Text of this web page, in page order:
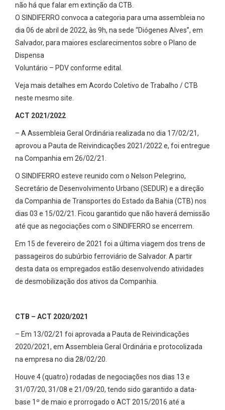
não há que falar em extinção da CTB.
O SINDIFERRO convoca a categoria para uma assembleia no
dia 06 de abril de 2022, às 9h, na sede “Diógenes Alves”, em
Salvador, para maiores esclarecimentos sobre o Plano de
Dispensa
Voluntário – PDV conforme edital.
Veja mais detalhes em Acordo Coletivo de Trabalho / CTB
neste mesmo site.
ACT 2021/2022
– A Assembleia Geral Ordinária realizada no dia 17/02/21,
aprovou a Pauta de Reivindicações 2021/2022 e, foi entregue
na Companhia em 26/02/21.
O SINDIFERRO esteve reunido com o Nelson Pelegrino,
Secretário de Desenvolvimento Urbano (SEDUR) e a direção
da Companhia de Transportes do Estado da Bahia (CTB) nos
dias 03 e 15/02/21. Ficou garantido que não haverá demissão
até que as negociações com o SINDIFERRO se encerrem.
Em 15 de fevereiro de 2021 foi a última viagem dos trens de
passageiros do subúrbio ferroviário de Salvador. A partir
desta data os empregados estão desenvolvendo atividades
de desmobilização dos ativos da Companhia.
CTB – ACT 2020/2021
– Em 13/02/21 foi aprovada a Pauta de Reivindicações
2020/2021, em Assembleia Geral Ordinária e protocolizada
na empresa no dia 28/02/20.
Houve 4 (quatro) rodadas de negociações nos dias 13 e
31/07/20, 31/08 e 21/09/20, tendo sido garantido a data-
base 1º de maio e prorrogado o ACT 2015/2016 até a